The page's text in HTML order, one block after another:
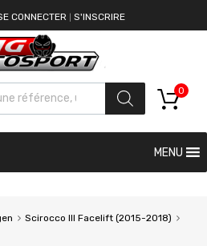
CONNECTER S'INSCRIRE
0
MENU
Scirocco III Facelift (2015-2018)